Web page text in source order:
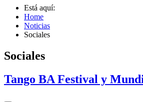
Está aquí:
Home
Noticias
Sociales
Sociales
Tango BA Festival y